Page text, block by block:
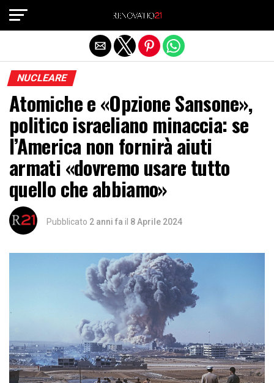
NUCLEARE
Atomiche e «Opzione Sansone»,
politico israeliano minaccia: se
l’America non fornirà aiuti
armati «dovremo usare tutto
quello che abbiamo»
Pubblicato 2 anni fa il 8 Aprile 2024
Exit mobile version